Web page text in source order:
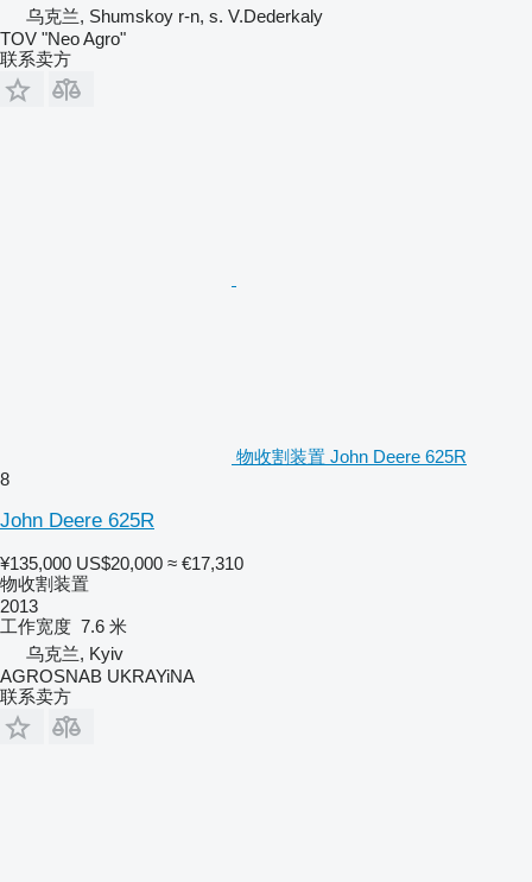
乌克兰, Shumskoy r-n, s. V.Dederkaly
TOV "Neo Agro"
联系卖方
物收割装置 John Deere 625R
8
John Deere 625R
¥135,000 US$20,000 ≈ €17,310
物收割装置
2013
工作宽度 7.6 米
乌克兰, Kyiv
AGROSNAB UKRAYiNA
联系卖方